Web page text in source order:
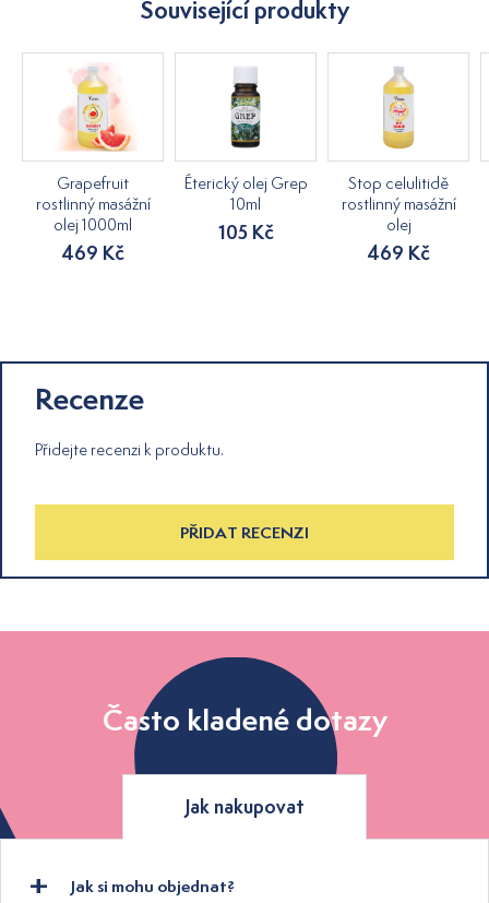
Související produkty
Grapefruit
rostlinný masážní
olej 1000ml
469 Kč
Éterický olej Grep
10ml
105 Kč
Stop celulitidě
rostlinný masážní
olej
469 Kč
Recenze
Přidejte recenzi k produktu.
PŘIDAT RECENZI
Často kladené dotazy
Jak nakupovat
Jak si mohu objednat?